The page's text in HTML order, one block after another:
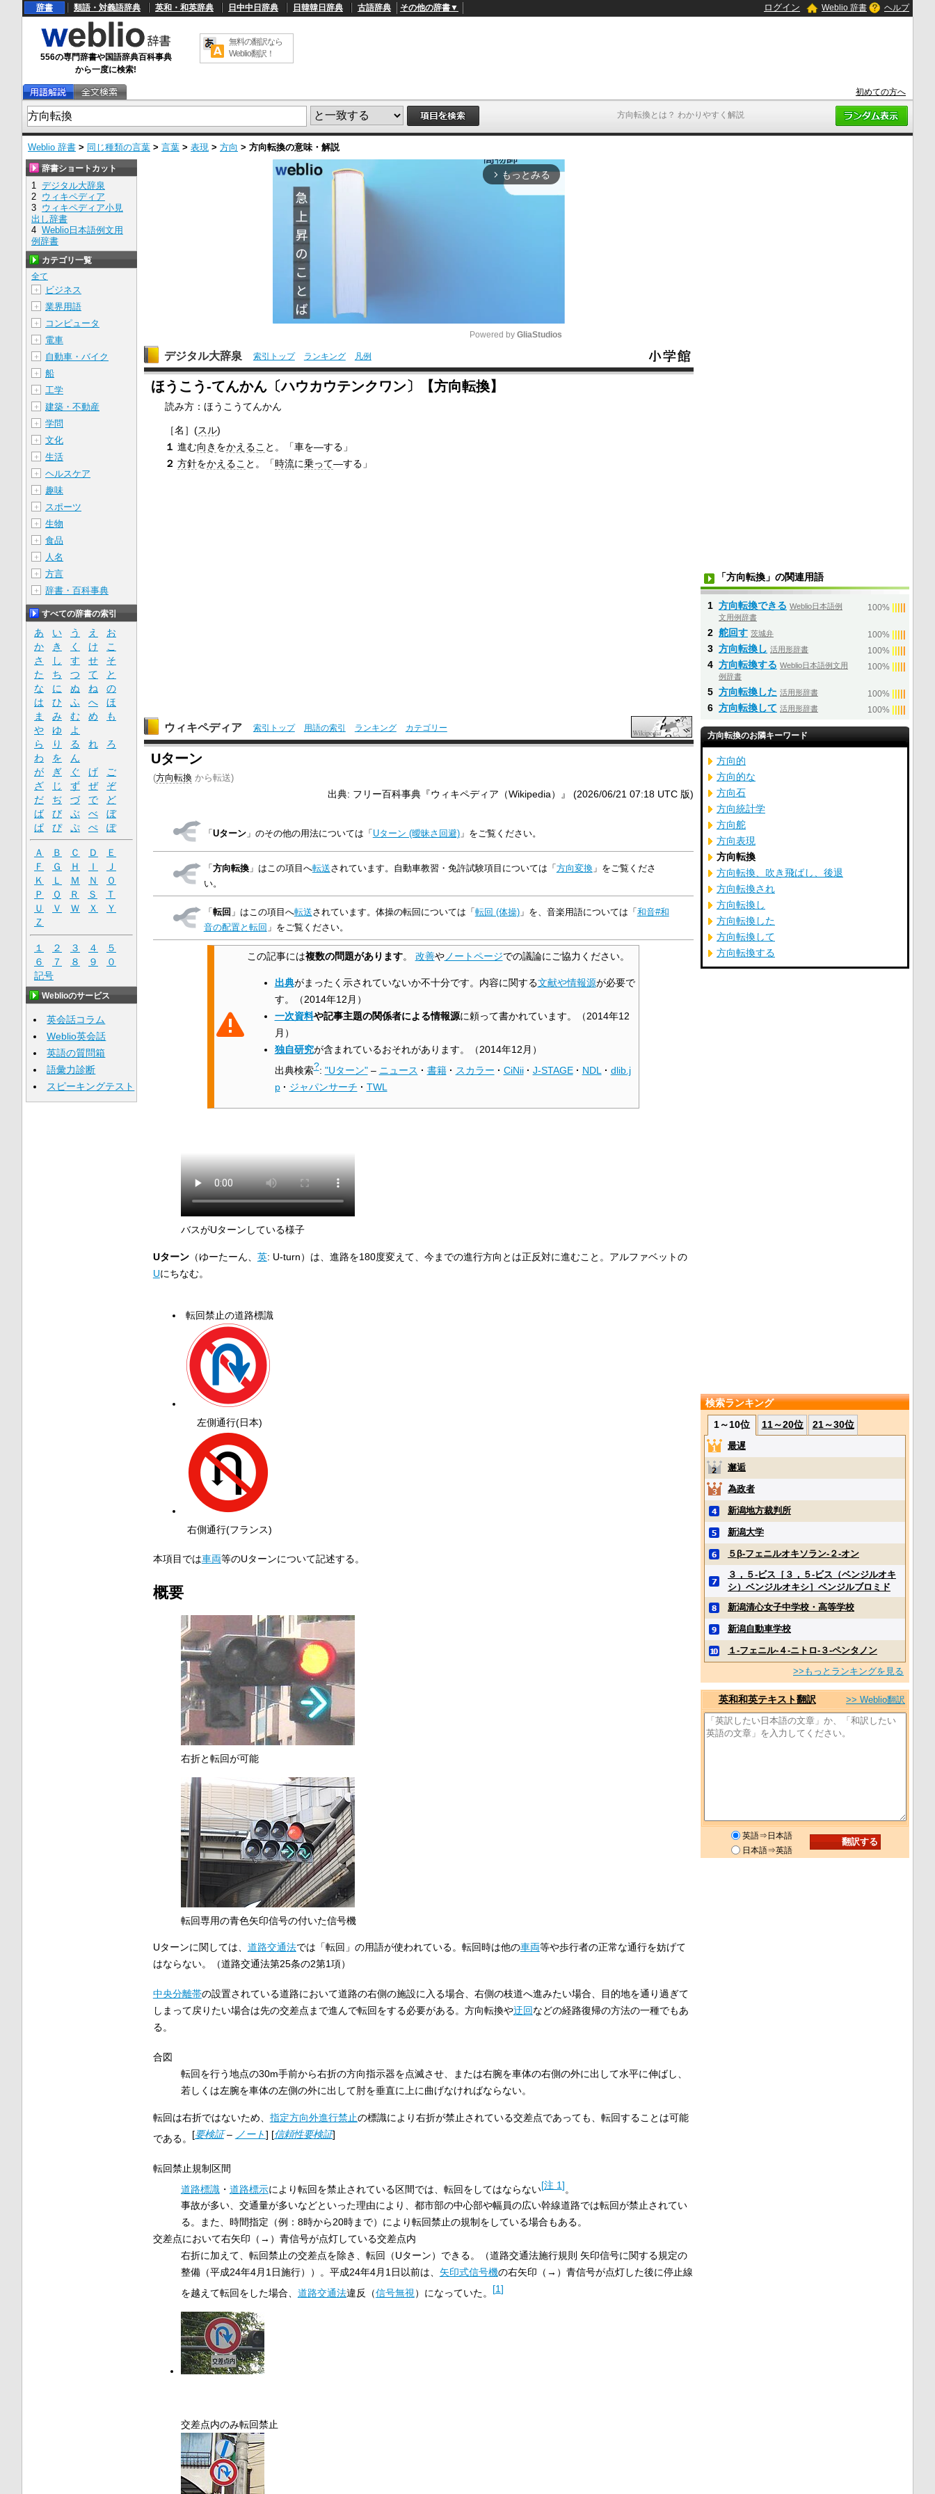
方向転換とは？ わかりやすく解説
辞書 類語・対義語辞典 英和・和英辞典 日中中日辞典 日韓韓日辞典 古語辞典 その他の辞書▼ ログイン Weblio 辞書 ヘルプ
556の専門辞書や国語辞典百科事典
から一度に検索!
無料の翻訳なら
Weblio翻訳！
初めての方へ
Weblio 辞書 > 同じ種類の言葉 > 言葉 > 表現 > 方向 > 方向転換の意味・解説
arrow_forward_ios もっとみる
M
Powered by GliaStudios
デジタル大辞泉 索引トップ ランキング 凡例
ほうこう‐てんかん〔ハウカウテンクワン〕【方向転換】
読み方：ほうこうてんかん
［名］(スル)
１ 進む向き をかえるこ と。「車を―する」
２ 方針をかえるこ と。「時流に乗って―する」
ウィキペディア 索引トップ 用語の索引 ランキング カテゴリー
Uターン
(方向転換から転送)
出典: フリー百科事典『ウィキペディア（Wikipedia）』 (2026/06/21 07:18 UTC 版)
「 Uターン」のその他の用法については「 Uターン (曖昧さ回避)」をご覧ください。
「 方向転換」はこの項目へ転送されています。自動車教習・免許試験項目については「 方向変換」をご覧くださ
い。
「 転回 」はこの項目へ転送されています。体操の転回については「 転回 (体操)」を、音楽用語については「 和音#和
音の配置と転回 」をご覧ください。
この記事には複数の問題があります。 改善やノートページでの議論にご協力ください。
出典がまったく示されていないか不十分です。内容に関する文献や情報源が必要で
す。
（2014年12月 ）
一次資料や記事主題の関係者による情報源に頼って書かれています。 （2014年12
月 ）
独自研究が含まれているおそれがあります。 （2014年12月 ）
出典検索?: "Uターン" – ニュース · 書籍 · スカラー · CiNii · J-STAGE · NDL · dlib.j
p · ジャパンサーチ · TWL
バスがUターンしている様子
Uターン（ゆーたーん、 英: U-turn）は、進路を180度変えて、今までの進行方向とは正反対に進むこと。アルファベットの
Uにちなむ。
転回禁止の道路標識
左側通行(日本)
右側通行(フランス)
本項目では車両等のUターンについて記述する。
概要
右折と転回が可能
転回専用の青色矢印信号の付いた信号機
Uターンに関しては、 道路交通法では「転回」の用語が使われている。転回時は他の車両等や歩行者の正常な通行を妨げて
はならない。（道路交通法第25条の2第1項）
中央分離帯の設置されている道路において道路の右側の施設に入る場合、右側の枝道へ進みたい場合、目的地を通り過ぎて
しまって戻りたい場合は先の交差点まで進んで転回をする必要がある。方向転換や迂回などの経路復帰の方法の一種でもあ
る。
合図
転回を行う地点の30m手前から右折の方向指示器を点滅させ、または右腕を車体の右側の外に出して水平に伸ばし、
若しくは左腕を車体の左側の外に出して肘を垂直に上に曲げなければならない。
転回は右折ではないため、 指定方向外進行禁止の標識により右折が禁止されている交差点であっても、転回することは可能
である。 [要検証 – ノート] [信頼性要検証]
転回禁止規制区間
道路標識・ 道路標示により転回を禁止されている区間では、転回をしてはならない[注 1]。
事故が多い、交通量が多いなどといった理由により、都市部の中心部や幅員の広い幹線道路では転回が禁止されてい
る。また、時間指定（例：8時から20時まで）により転回禁止の規制をしている場合もある。
交差点において右矢印（→）青信号が点灯している交差点内
右折に加えて、転回禁止の交差点を除き、転回（Uターン）できる。（道路交通法施行規則 矢印信号に関する規定の
整備（平成24年4月1日施行））。平成24年4月1日以前は、 矢印式信号機の右矢印（→）青信号が点灯した後に停止線
を越えて転回をした場合、 道路交通法違反（信号無視）になっていた。 [1]
交差点内のみ転回禁止
辞書ショートカット
1 デジタル大辞泉
2 ウィキペディア
3 ウィキペディア小見
出し辞書
4 Weblio日本語例文用
例辞書
カテゴリ一覧
全て
＋
ビジネス
＋ 業界用語
＋ コンピュータ
＋ 電車
＋ 自動車・バイク
＋ 船
＋ 工学
＋ 建築・不動産
＋ 学問
＋ 文化
＋ 生活
＋ ヘルスケア
＋ 趣味
＋ スポーツ
＋ 生物
＋ 食品
＋ 人名
＋ 方言
＋ 辞書・百科事典
すべての辞書の索引
あ い う え
お
か
き く け
こ
さ
し す せ
そ
た
ち つ て
と
な
に ぬ ね
の
は
ひ ふ へ
ほ
ま
み む め
も
や
ゆ
よ
ら
り る れ
ろ
わ
を
ん
が
ぎ ぐ げ
ご
ざ
じ ず ぜ
ぞ
だ
ぢ づ で
ど
ば
び ぶ べ
ぼ
ぱ
ぴ ぷ ぺ ぽ
Ａ Ｂ Ｃ Ｄ
Ｅ
Ｆ
Ｇ Ｈ Ｉ
Ｊ
Ｋ
Ｌ Ｍ Ｎ
Ｏ
Ｐ
Ｑ Ｒ Ｓ
Ｔ
Ｕ
Ｖ Ｗ Ｘ
Ｙ
Ｚ
１ ２ ３ ４
５
６
７ ８ ９
０
記号
Weblioのサービス
英会話コラム
Weblio英会話
英語の質問箱
語彙力診断
スピーキングテスト
「方向転換」の関連用語
1 方向転換できる Weblio日本語例
文用例辞書
100%
2 舵回す 茨城弁 100%
3 方向転換し 活用形辞書 100%
4 方向転換する Weblio日本語例文用
例辞書
100%
5 方向転換した 活用形辞書 100%
6 方向転換して 活用形辞書 100%
方向転換のお隣キーワード
方向的
方向的な
方向石
方向統計学
方向舵
方向表現
方向転換
方向転換、吹き飛ばし、後退
方向転換され
方向転換し
方向転換した
方向転換して
方向転換する
検索ランキング
1～10位
11～20位 21～30位
最遅
邂逅
為政者
新潟地方裁判所
新潟大学
５β‐フェニルオキソラン‐２‐オン
３，５‐ビス［３，５‐ビス（ベンジルオキ
シ）ベンジルオキシ］ベンジルブロミド
新潟清心女子中学校・高等学校
新潟自動車学校
１‐フェニル‐４‐ニトロ‐３‐ペンタノン
>>もっとランキングを見る
英和和英テキスト翻訳 >> Weblio翻訳
英語⇒日本語
日本語⇒英語